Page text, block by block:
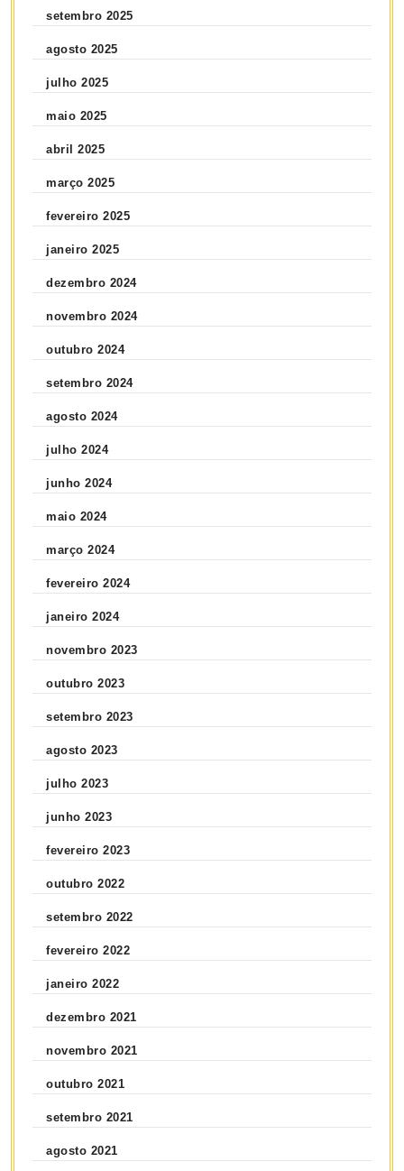
setembro 2025
agosto 2025
julho 2025
maio 2025
abril 2025
março 2025
fevereiro 2025
janeiro 2025
dezembro 2024
novembro 2024
outubro 2024
setembro 2024
agosto 2024
julho 2024
junho 2024
maio 2024
março 2024
fevereiro 2024
janeiro 2024
novembro 2023
outubro 2023
setembro 2023
agosto 2023
julho 2023
junho 2023
fevereiro 2023
outubro 2022
setembro 2022
fevereiro 2022
janeiro 2022
dezembro 2021
novembro 2021
outubro 2021
setembro 2021
agosto 2021